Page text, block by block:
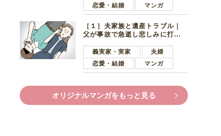
恋愛・結婚
マンガ
［１］夫家族と遺産トラブル｜
父が事故で急逝し悲しみに打ち
ます夫
義実家・実家
夫婦
恋愛・結婚
マンガ
オリジナルマンガをもっと見る